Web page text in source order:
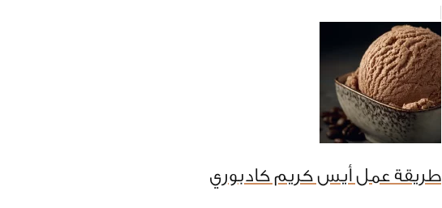
طريقة عمل أيس كريم كادبوري